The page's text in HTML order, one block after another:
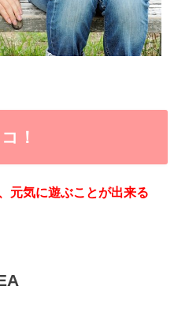
！
元気に遊ぶことが出来る